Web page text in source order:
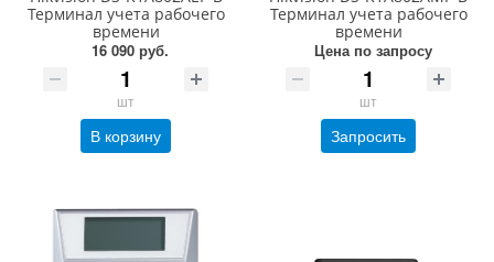
Терминал учета рабочего
времени
16 090 руб.
шт
В корзину
Терминал учета рабочего
времени
Цена по запросу
шт
Запросить